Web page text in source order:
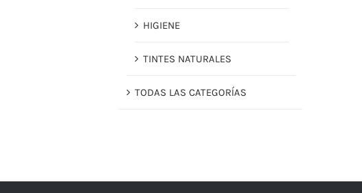
HIGIENE
TINTES NATURALES
TODAS LAS CATEGORÍAS